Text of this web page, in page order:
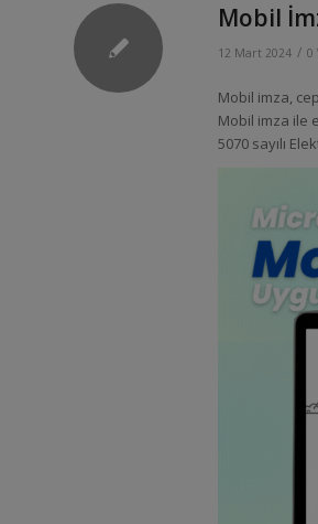
Mobil
12 Mart 2024 / 0
Mobil imza,
Mobil imza ile
5070 sayılı